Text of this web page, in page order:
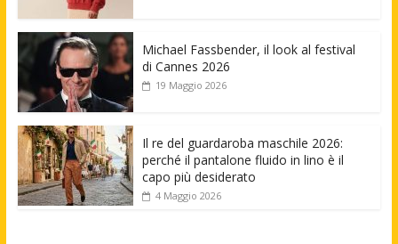
Michael Fassbender, il look al festival
di Cannes 2026
19 Maggio 2026
Il re del guardaroba maschile 2026:
perché il pantalone fluido in lino è il
capo più desiderato
4 Maggio 2026